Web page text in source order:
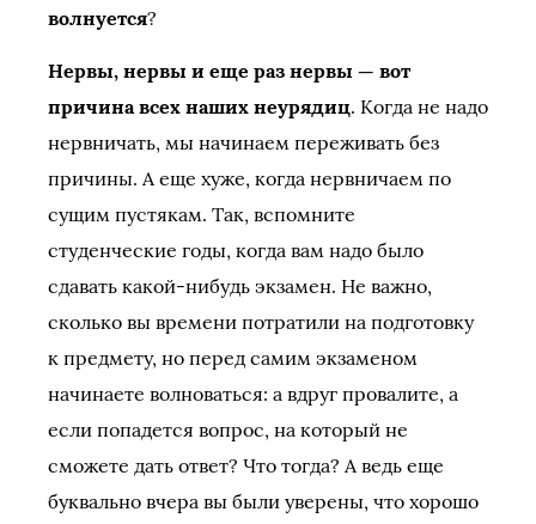
волнуется?
Нервы, нервы и еще раз нервы — вот
причина всех наших неурядиц. Когда не надо
нервничать, мы начинаем переживать без
причины. А еще хуже, когда нервничаем по
сущим пустякам. Так, вспомните
студенческие годы, когда вам надо было
сдавать какой-нибудь экзамен. Не важно,
сколько вы времени потратили на подготовку
к предмету, но перед самим экзаменом
начинаете волноваться: а вдруг провалите, а
если попадется вопрос, на который не
сможете дать ответ? Что тогда? А ведь еще
буквально вчера вы были уверены, что хорошо